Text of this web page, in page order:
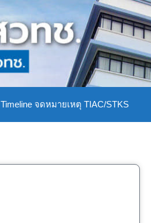
Timeline จดหมายเหตุ TIAC/STKS